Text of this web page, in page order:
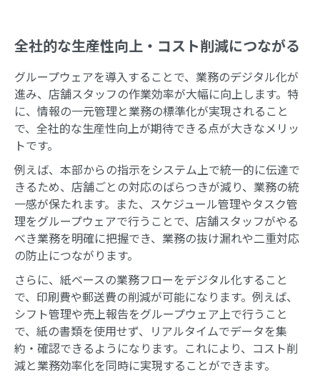
全社的な生産性向上・コスト削減につながる
グループウェアを導入することで、業務のデジタル化が
進み、店舗スタッフの作業効率が大幅に向上します。特
に、情報の一元管理と業務の標準化が実現されること
で、全社的な生産性向上が期待できる点が大きなメリッ
トです。
例えば、本部からの指示をシステム上で統一的に伝達で
きるため、店舗ごとの対応のばらつきが減り、業務の統
一感が保たれます。また、スケジュール管理やタスク管
理をグループウェアで行うことで、店舗スタッフがやる
べき業務を明確に把握でき、業務の抜け漏れや二重対応
の防止につながります。
さらに、紙ベースの業務フローをデジタル化すること
で、印刷費や郵送費の削減が可能になります。例えば、
シフト管理や売上報告をグループウェア上で行うこと
で、紙の書類を使用せず、リアルタイムでデータを集
約・確認できるようになります。これにより、コスト削
減と業務効率化を同時に実現することができます。